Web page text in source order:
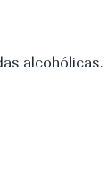
alcohólicas.